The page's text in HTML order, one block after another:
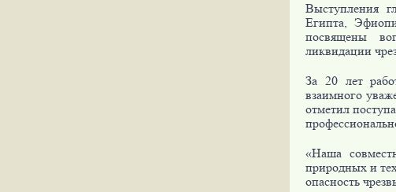
Выступления
Египта,
посвящены
ликвидации
За 20 лет
взаимного
отметил
«Наша
природных и
опасность